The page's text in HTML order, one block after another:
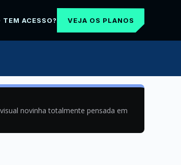
TEM ACESSO? VEJA OS PLANOS
novinha totalmente pensada em